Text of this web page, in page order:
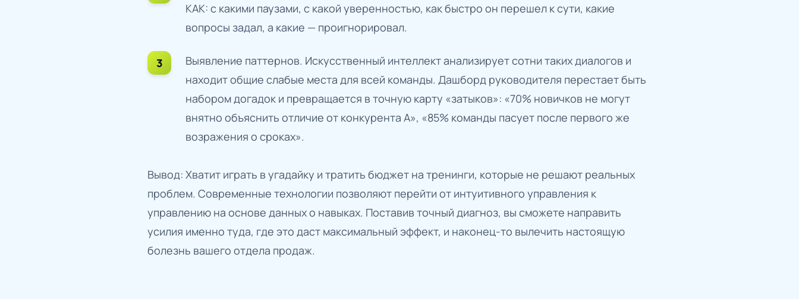
КАК: с какими паузами, с какой уверенностью, как быстро он перешел к сути, какие
вопросы задал, а какие — проигнорировал.
Выявление паттернов. Искусственный интеллект анализирует сотни таких диалогов и
находит общие слабые места для всей команды. Дашборд руководителя перестает быть
набором догадок и превращается в точную карту «затыков»: «70% новичков не могут
внятно объяснить отличие от конкурента А», «85% команды пасует после первого же
возражения о сроках».
Вывод: Хватит играть в угадайку и тратить бюджет на тренинги, которые не решают реальных
проблем. Современные технологии позволяют перейти от интуитивного управления к
управлению на основе данных о навыках. Поставив точный диагноз, вы сможете направить
усилия именно туда, где это даст максимальный эффект, и наконец-то вылечить настоящую
болезнь вашего отдела продаж.